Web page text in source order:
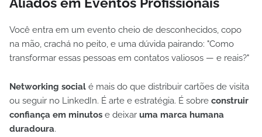
Você entra em um evento cheio de desconhecidos, copo
na mão, crachá no peito, e uma dúvida pairando: "Como
transformar essas pessoas em contatos valiosos — e reais?"
Networking social é mais do que distribuir cartões de visita
ou seguir no LinkedIn. É arte e estratégia. É sobre construir
confiança em minutos e deixar uma marca humana
duradoura.